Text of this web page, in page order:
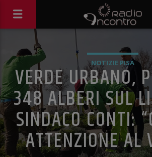
NOTIZIE PISA
VERDE URBANO,
348 ALBERI SUL
SINDACO CONTI:
ATTENZIONE AL